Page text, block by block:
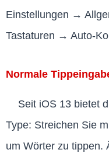
Einstellungen →
Tastaturen → Auto-
Normale
Seit iOS 13 bietet
Type: Streichen Sie
um Wörter zu tippen.